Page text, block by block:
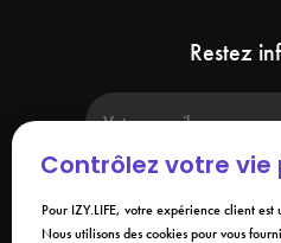
Restez
Contrôlez votre vie
Pour IZY.LIFE, votre expérience client est
Nous utilisons des cookies pour vous